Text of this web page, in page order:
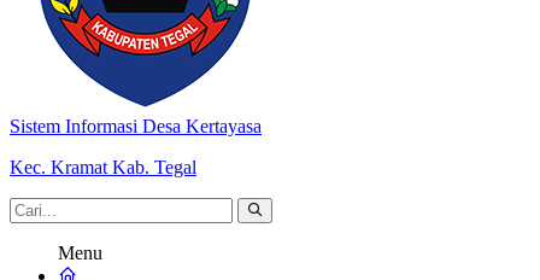
Sistem Informasi Desa Kertayasa
Kec. Kramat Kab. Tegal
Menu